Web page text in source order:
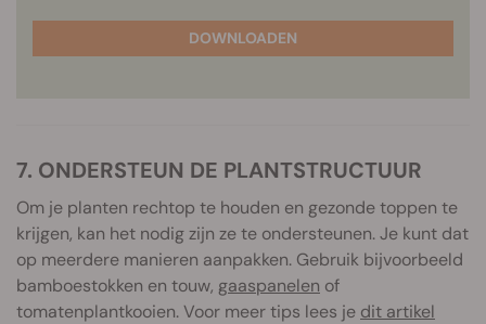
DOWNLOADEN
7. ONDERSTEUN DE PLANTSTRUCTUUR
Om je planten rechtop te houden en gezonde toppen te
krijgen, kan het nodig zijn ze te ondersteunen. Je kunt dat
op meerdere manieren aanpakken. Gebruik bijvoorbeeld
bamboestokken en touw, gaaspanelen of
tomatenplantkooien. Voor meer tips lees je dit artikel